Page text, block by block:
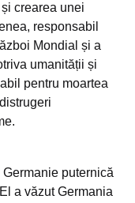
crearea unei
responsabil
Mondial și a
umanității și
pentru moartea
puternică
a văzut Germania